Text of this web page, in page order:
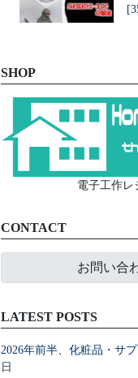
SHOP
電子工作レ
CONTACT
お問い合
LATEST POSTS
2026年前半、化粧品・サ
日